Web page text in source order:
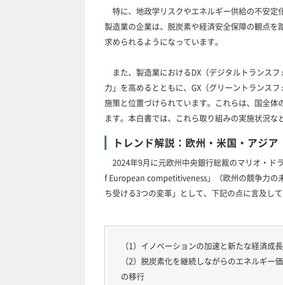
特に、地政学リスクやエネルギー供給の不安定
製造業の企業は、脱炭素や経済安全保障の観点
求められるようになっています。
また、製造業におけるDX（デジタルトランス
力」を高めるとともに、GX（グリーントランス
施策と位置づけられています。これらは、国全
ます。本白書では、これら取り組みの実施状況な
トレンド解説：欧州・米国・アジ
2024年9月に元欧州中央銀行総裁のマリオ・ド
f European competitiveness」（欧州の競争力の
ち受ける3つの変革」として、下記の点に言及して
（1）イノベーションの加速と新たな経済成
（2）脱炭素化を継続しながらのエネルギー
の移行